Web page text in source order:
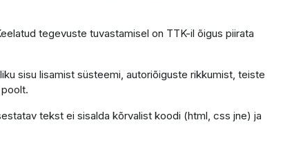
tegevuste tuvastamisel on TTK-il õigus piirata
sisu lisamist süsteemi, autoriõiguste rikkumist, teiste
tekst ei sisalda kõrvalist koodi (html, css jne) ja